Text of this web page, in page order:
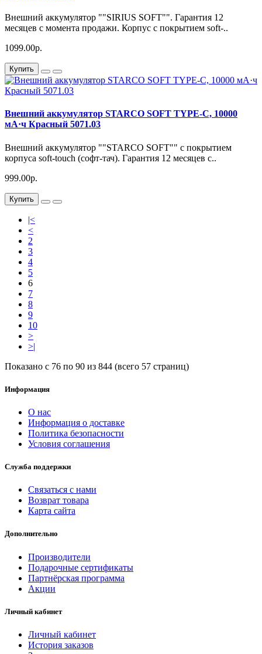
Внешний аккумулятор ""SIRIUS SOFT"". Гарантия 12
месяцев с момента продажи. Корпус с покрытием soft-..
1099.00р.
Купить
Внешний аккумулятор STARCO SOFT TYPE-C, 10000
мА·ч Красный 5071.03
Внешний аккумулятор ""STARCO SOFT"" с покрытием
корпуса soft-touch (софт-тач). Гарантия 12 месяцев с..
999.00р.
Купить
|<
<
2
3
4
5
6
7
8
9
10
>
>|
Показано с 76 по 90 из 844 (всего 57 страниц)
Информация
О нас
Информация о доставке
Политика безопасности
Условия соглашения
Служба поддержки
Связаться с нами
Возврат товара
Карта сайта
Дополнительно
Производители
Подарочные сертификаты
Партнёрская программа
Акции
Личный кабинет
Личный кабинет
История заказов